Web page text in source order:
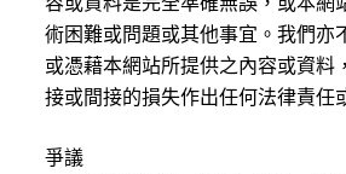
術困難或問題或其他事宜。我們亦
或憑藉本網站所提供之內容或資料
接或間接的損失作出任何法律責任
爭議